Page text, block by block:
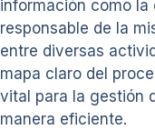
información como la
responsable de la
entre diversas
mapa claro del
vital para la gestión
manera eficiente.